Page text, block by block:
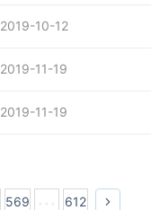
2019-10-12
2019-11-19
2019-11-19
569 612